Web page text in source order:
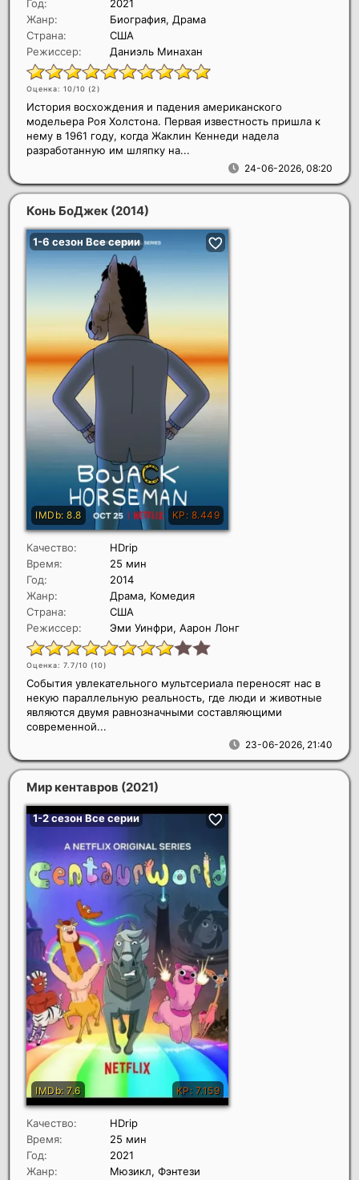
Год:
2021
Жанр:
Биография, Драма
Страна:
США
Режиссер:
Даниэль Минахан
Оценка: 10/10 (2)
24-06-2026, 08:20
История восхождения и падения американского
модельера Роя Холстона. Первая известность пришла к
нему в 1961 году, когда Жаклин Кеннеди надела
разработанную им шляпку на...
Конь БоДжек (2014)
Качество:
HDrip
Время:
25 мин
Год:
2014
Жанр:
Драма, Комедия
Страна:
США
Режиссер:
Эми Уинфри, Аарон Лонг
Оценка: 7.7/10 (10)
23-06-2026, 21:40
События увлекательного мультсериала переносят нас в
некую параллельную реальность, где люди и животные
являются двумя равнозначными составляющими
современной...
Мир кентавров (2021)
Качество:
HDrip
Время:
25 мин
Год:
2021
Жанр:
Мюзикл, Фэнтези